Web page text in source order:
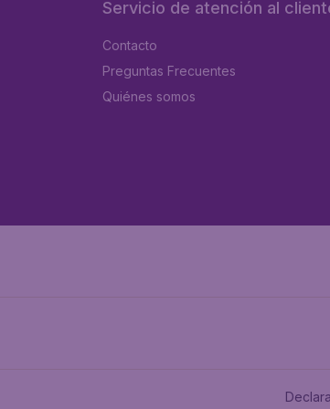
Servicio de atención al
Contacto
Preguntas Frecuentes
Quiénes somos